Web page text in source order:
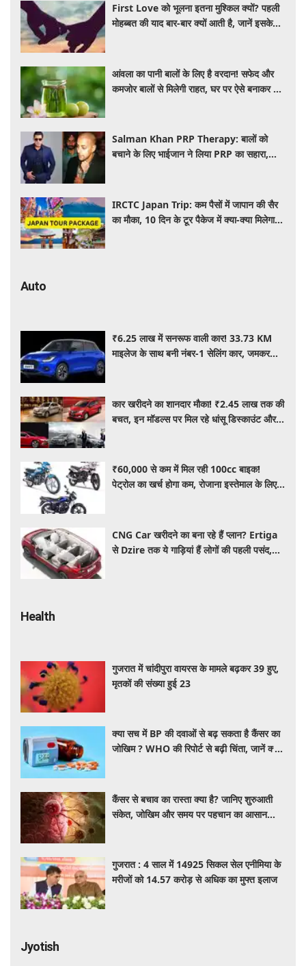
First Love को भूलना इतना मुश्किल क्यों? पहली
मोहब्बत की याद बार-बार क्यों आती है, जानें इसके
आंवला का पानी बालों के लिए है वरदान! सफेद और
कमजोर बालों से मिलेगी राहत, घर पर ऐसे बनाकर करें
Salman Khan PRP Therapy: बालों को
बचाने के लिए भाईजान ने लिया PRP का सहारा,
IRCTC Japan Trip: कम पैसों में जापान की सैर
का मौका, 10 दिन के टूर पैकेज में क्या-क्या मिलेगा?
Auto
₹6.25 लाख में सनरूफ वाली कार! 33.73 KM
माइलेज के साथ बनी नंबर-1 सेलिंग कार, जमकर
कार खरीदने का शानदार मौका! ₹2.45 लाख तक की
बचत, इन मॉडल्स पर मिल रहे धांसू डिस्काउंट और
₹60,000 से कम में मिल रही 100cc बाइक!
पेट्रोल का खर्च होगा कम, रोजाना इस्तेमाल के लिए है
CNG Car खरीदने का बना रहे हैं प्लान? Ertiga
से Dzire तक ये गाड़ियां हैं लोगों की पहली पसंद,
Health
गुजरात में चांदीपुरा वायरस के मामले बढ़कर 39 हुए,
मृतकों की संख्या हुई 23
क्या सच में BP की दवाओं से बढ़ सकता है कैंसर का
जोखिम ? WHO की रिपोर्ट से बढ़ी चिंता, जानें क्या
कैंसर से बचाव का रास्ता क्या है? जानिए शुरुआती
संकेत, जोखिम और समय पर पहचान का आसान
गुजरात : 4 साल में 14925 सिकल सेल एनीमिया के
मरीजों को 14.57 करोड़ से अधिक का मुफ्त इलाज
Jyotish